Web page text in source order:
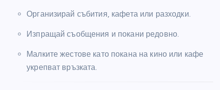
Организирай събития, кафета или разходки.
Изпращай съобщения и покани редовно.
Малките жестове като покана на кино или кафе
укрепват връзката.